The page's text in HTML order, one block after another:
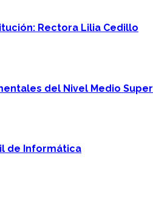
Rectora Lilia Cedillo
del Nivel Medio
de Informática